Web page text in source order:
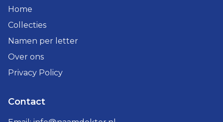
Home
Collecties
Namen per letter
Over ons
Privacy Policy
Contact